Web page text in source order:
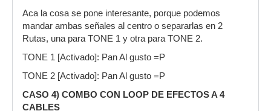
Aca la cosa se pone interesante, porque podemos
mandar ambas señales al centro o separarlas en 2
Rutas, una para TONE 1 y otra para TONE 2.
TONE 1 [Activado]: Pan Al gusto =P
TONE 2 [Activado]: Pan Al gusto =P
CASO 4) COMBO CON LOOP DE EFECTOS A 4
CABLES